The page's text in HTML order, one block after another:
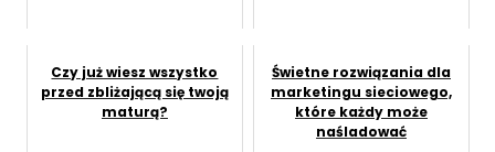
Czy już wiesz wszystko
przed zbliżającą się twoją
maturą?
Świetne rozwiązania dla
marketingu sieciowego,
które każdy może
naśladować